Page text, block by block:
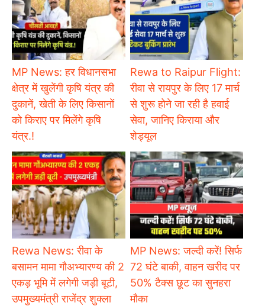
MP News: हर विधानसभा
क्षेत्र में खुलेंगी कृषि यंत्र की
दुकानें, खेती के लिए किसानों
को किराए पर मिलेंगे कृषि
यंत्र.!
Rewa to Raipur Flight:
रीवा से रायपुर के लिए 17 मार्च
से शुरू होने जा रही है हवाई
सेवा, जानिए किराया और
शेड्यूल
Rewa News: रीवा के
बसामन मामा गौअभ्यारण्य की 2
एकड़ भूमि में लगेगी जड़ी बूटी,
उपमुख्यमंत्री राजेंद्र शुक्ला
MP News: जल्दी करें! सिर्फ
72 घंटे बाकी, वाहन खरीद पर
50% टैक्स छूट का सुनहरा
मौका